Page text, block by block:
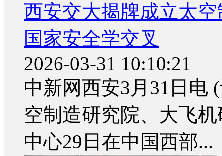
西安交大揭牌成立太
国家安全学交叉
2026-03-31 10:10:21
中新网西安3月31日电
空制造研究院、大飞
中心29日在中国西部...